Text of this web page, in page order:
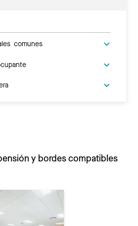
comunes
y bordes compatibles